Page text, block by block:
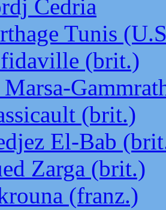
Cedria
Tunis
(brit.)
(brit.)
El-Bab
Zarga (brit.)
(franz.)